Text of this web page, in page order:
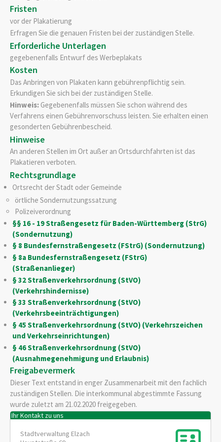
Fristen
vor der Plakatierung
Erfragen Sie die genauen Fristen bei der zuständigen Stelle.
Erforderliche Unterlagen
gegebenenfalls Entwurf des Werbeplakats
Kosten
Das Anbringen von Plakaten kann gebührenpflichtig sein.
Erkundigen Sie sich bei der zuständigen Stelle.
Hinweis: Gegebenenfalls müssen Sie schon während des
Verfahrens einen Gebührenvorschuss leisten. Sie erhalten einen
gesonderten Gebührenbescheid.
Hinweise
An anderen Stellen im Ort außer an Ortsdurchfahrten ist das
Plakatieren verboten.
Rechtsgrundlage
Ortsrecht der Stadt oder Gemeinde
örtliche Sondernutzungssatzung
Polizeiverordnung
§§ 16 - 19 Straßengesetz für Baden-Württemberg (StrG)
(Sondernutzung)
§ 8 Bundesfernstraßengesetz (FStrG) (Sondernutzung)
§ 8a Bundesfernstraßengesetz (FStrG)
(Straßenanlieger)
§ 32 Straßenverkehrsordnung (StVO)
(Verkehrshindernisse)
§ 33 Straßenverkehrsordnung (StVO)
(Verkehrsbeeinträchtigungen)
§ 45 Straßenverkehrsordnung (StVO) (Verkehrszeichen
und Verkehrseinrichtungen)
§ 46 Straßenverkehrsordnung (StVO)
(Ausnahmegenehmigung und Erlaubnis)
Freigabevermerk
Dieser Text entstand in enger Zusammenarbeit mit den fachlich
zuständigen Stellen. Die interkommunal abgestimmte Fassung
wurde zuletzt am 21.02.2020 freigegeben.
Ihr Kontakt zu uns
Stadtverwaltung Elzach